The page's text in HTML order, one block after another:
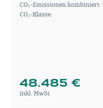
CO₂-Emissionen kombiniert:
CO₂-Klasse:
48.485 €
inkl. MwSt.